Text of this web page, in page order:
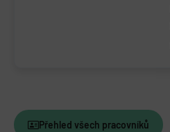
Přehled všech pracovníků